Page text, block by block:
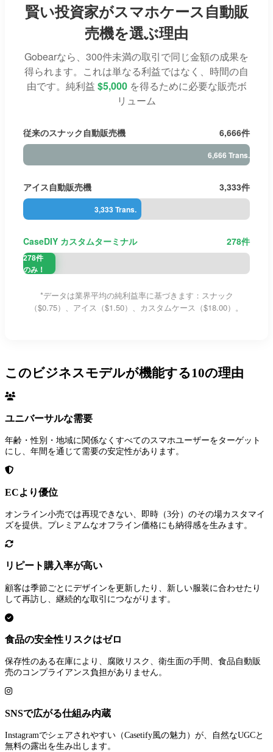
賢い投資家がスマホケース自動販
売機を選ぶ理由
Gobearなら、300件未満の取引で同じ金額の成果を
得られます。これは単なる利益ではなく、時間の自
由です。純利益 $5,000を得るために必要な販売ボ
リューム
従来のスナック自動販売機 6,666件
6,666 Trans.
アイス自動販売機 3,333件
3,333 Trans.
CaseDIY カスタムターミナル 278件
278件
のみ！
*データは業界平均の純利益率に基づきます：スナック
（$0.75）、アイス（$1.50）、カスタムケース（$18.00）。
このビジネスモデルが機能する10の理由
ユニバーサルな需要
年齢・性別・地域に関係なくすべてのスマホユーザーをターゲット
にし、年間を通じて需要の安定性があります。
ECより優位
オンライン小売では再現できない、即時（3分）のその場カスタマイ
ズを提供。プレミアムなオフライン価格にも納得感を生みます。
リピート購入率が高い
顧客は季節ごとにデザインを更新したり、新しい服装に合わせたり
して再訪し、継続的な取引につながります。
食品の安全性リスクはゼロ
保存性のある在庫により、腐敗リスク、衛生面の手間、食品自動販
売のコンプライアンス負担がありません。
SNSで広がる仕組み内蔵
Instagramでシェアされやすい（Casetify風の魅力）が、自然なUGCと
無料の露出を生み出します。